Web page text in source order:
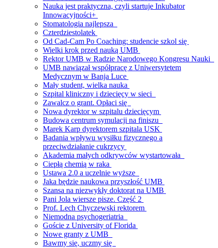
Nauka jest praktyczna, czyli startuje Inkubator
Innowacyjności+
Stomatologia najlepsza
Czterdziestolatek
Od Cad-Cam Po Coaching: studencie szkol się
Wielki krok przed nauką UMB
Rektor UMB w Radzie Narodowego Kongresu Nauki
UMB nawiązał współpracę z Uniwersytetem
Medycznym w Banja Luce
Mały student, wielka nauka
Szpital kliniczny i dziecięcy w sieci
Zawalcz o grant. Opłaci się
Nowa dyrektor w szpitalu dziecięcym
Budowa centrum symulacji na finiszu
Marek Karp dyrektorem szpitala USK
Badania wpływu wysiłku fizycznego a
przeciwdziałanie cukrzycy
Akademia małych odkrywców wystartowała
Ciepłą chemią w raka
Ustawa 2.0 a uczelnie wyższe
Jaka będzie naukowa przyszłość UMB
Szansa na niezwykły doktorat na UMB
Pani Jola wiersze pisze. Część 2
Prof. Lech Chyczewski rektorem
Niemodna psychogeriatria
Goście z University of Florida
Nowe granty z UMB
Bawmy się, uczmy się